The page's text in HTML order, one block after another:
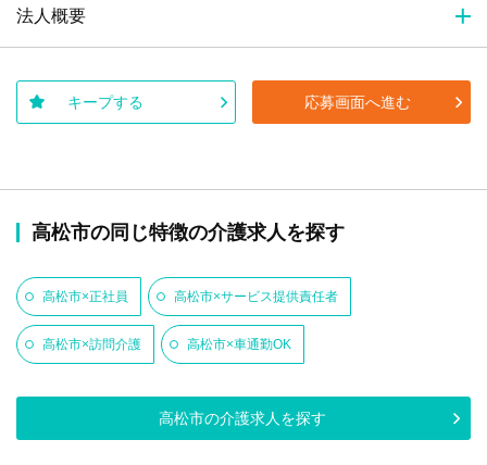
法人概要
キープする 応募画面へ進む
高松市の同じ特徴の介護求人を探す
高松市×正社員 高松市×サービス提供責任者
高松市×訪問介護 高松市×車通勤OK
高松市の介護求人を探す